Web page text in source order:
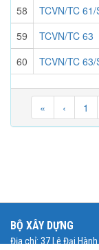
58
TCVN/TC 61/
59
TCVN/TC 63
60
TCVN/TC 63/
« ‹ 1
BỘ XÂY DỰNG
Địa chỉ: 37 Lê Đại Hành